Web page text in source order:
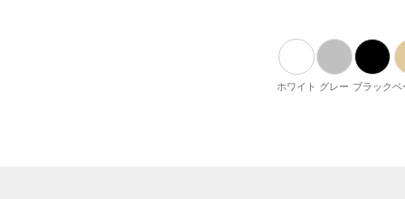
ホワイト グレー ブラックベ